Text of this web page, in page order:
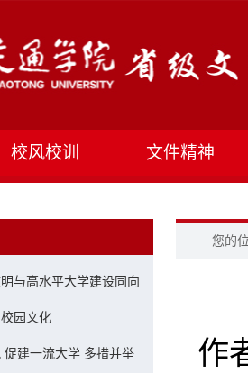
校风校训 文件精神
与高水平大学建设同向
园文化
建一流大学 多措并举
您的
作